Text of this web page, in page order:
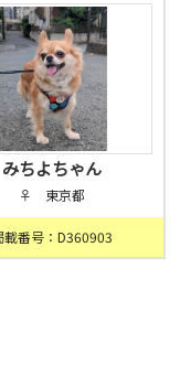
みちよちゃん
♀ 東京都
載番号：D360903